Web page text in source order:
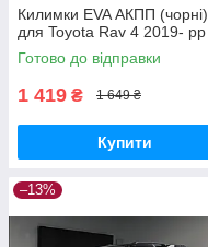
Килимки EVA АКПП (чорні)
для Toyota Rav 4 2019- рр
Готово до відправки
1 419 ₴ 1 649 ₴
Купити
–13%